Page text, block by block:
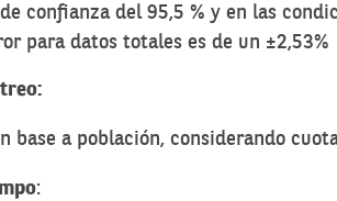
confianza del 95,5 % y en las
para datos totales es de un ±2,53%
base a población, considerando
: